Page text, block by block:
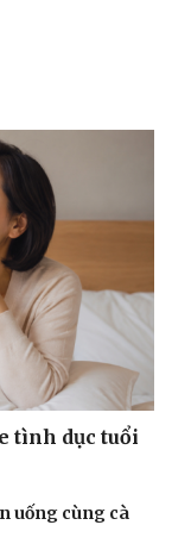
Gia đình
tình dục tuổi
uống cùng cà